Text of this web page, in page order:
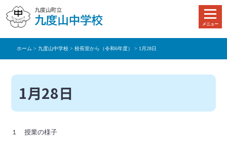
文
移
メニュー
ホーム > 九度山中学校 >校長室から（令和6年度） > 1月28日
1月28日
１ 授業の様子